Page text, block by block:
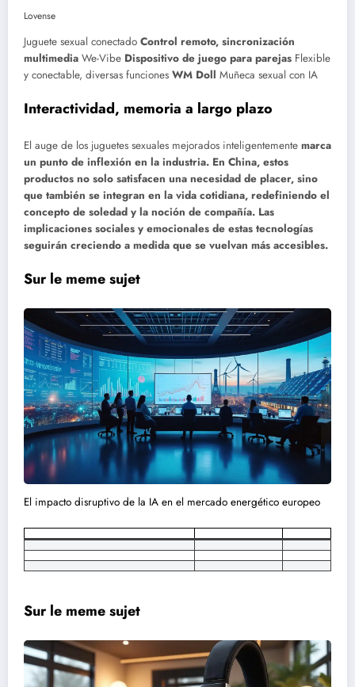
Lovense
Juguete sexual conectado Control remoto, sincronización
multimedia We-Vibe Dispositivo de juego para parejas Flexible
y conectable, diversas funciones WM Doll Muñeca sexual con IA
Interactividad, memoria a largo plazo
El auge de los juguetes sexuales mejorados inteligentemente marca
un punto de inflexión en la industria. En China, estos
productos no solo satisfacen una necesidad de placer, sino
que también se integran en la vida cotidiana, redefiniendo el
concepto de soledad y la noción de compañía. Las
implicaciones sociales y emocionales de estas tecnologías
seguirán creciendo a medida que se vuelvan más accesibles.
Sur le meme sujet
El impacto disruptivo de la IA en el mercado energético europeo
Sur le meme sujet